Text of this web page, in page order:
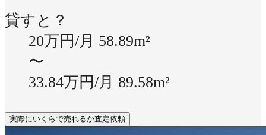
貸すと？
20万円/月 58.89m²
〜
33.84万円/月 89.58m²
実際にいくらで売れるか査定依頼